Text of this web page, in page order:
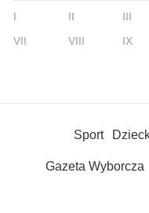
I II III
VII
VIII IX
Sport
Gazeta Wyborcza